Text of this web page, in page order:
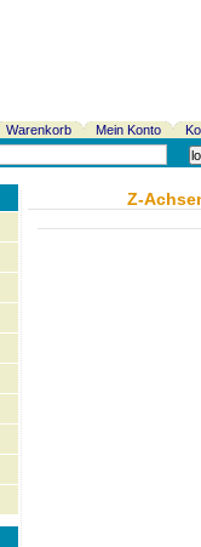
Warenkorb Mein Konto
Z-